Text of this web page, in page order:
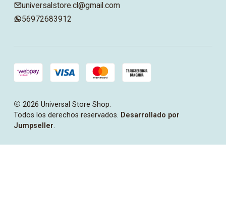
universalstore.cl@gmail.com
56972683912
2026 Universal Store Shop.
Todos los derechos reservados. Desarrollado por
Jumpseller.